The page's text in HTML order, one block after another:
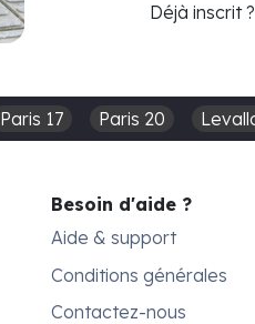
Déjà inscrit ?
Paris 17 Paris 20
Besoin d'aide ?
Aide & support
Conditions générales
Contactez-nous